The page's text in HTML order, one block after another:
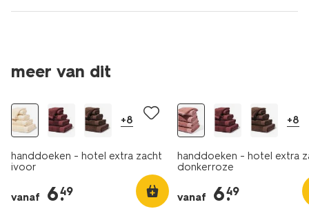
meer van dit
nieuw
+8
handdoeken - hotel extra zacht
ivoor
vanaf 6.
49
+8
handdoeken - hotel extra
donkerroze
vanaf 6.
49